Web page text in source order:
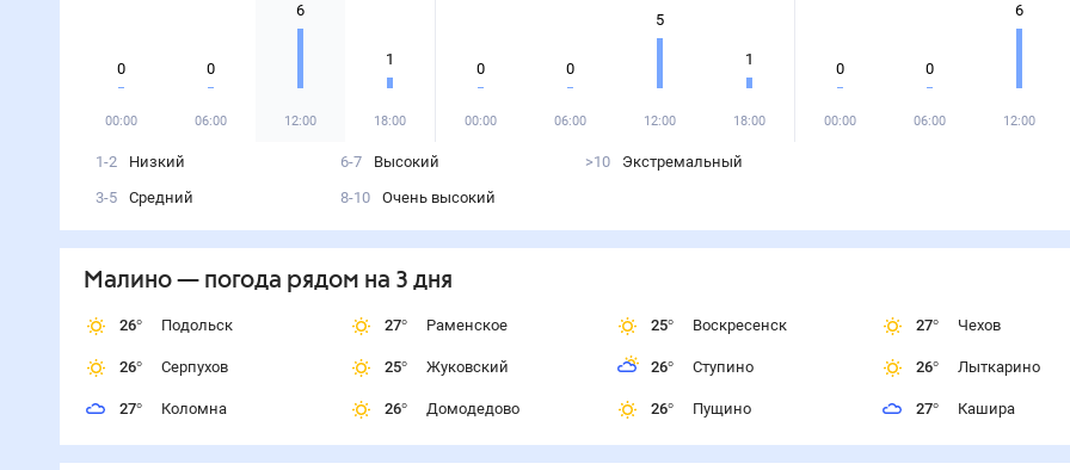
0
00:00
0
06:00
6
12:00
1
18:00
0
00:00
0
06:00
5
12:00
1
18:00
0
00:00
0
06:00
6
12:00
1-2
Низкий
3-5
Средний
6-7
Высокий
8-10
Очень высокий
>10 Экстремальный
Малино— погода рядом на 3 дня
26° Подольск
26° Серпухов
27° Коломна
27° Раменское
25° Жуковский
26° Домодедово
25° Воскресенск
26° Ступино
26° Пущино
27° Чехов
26° Лыткарино
27° Кашира